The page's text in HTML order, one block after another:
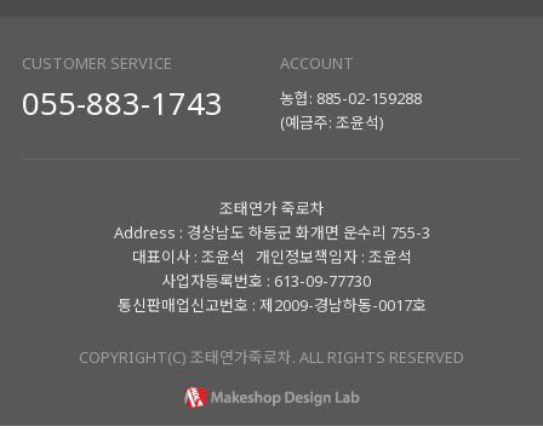
CUSTOMER SERVICE
055-883-1743
ACCOUNT
농협: 885-02-159288
(예금주: 조윤석)
조태연가 죽로차
Address : 경상남도 하동군 화개면 운수리 755-3
대표이사 : 조윤석 개인정보책임자 : 조윤석
사업자등록번호 : 613-09-77730
통신판매업신고번호 : 제2009-경남하동-0017호
COPYRIGHT(C) 조태연가죽로차. ALL RIGHTS RESERVED